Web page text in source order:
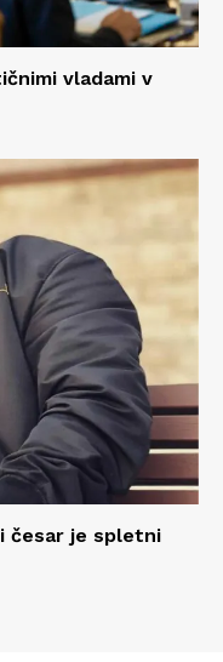
vladami v
česar je spletni